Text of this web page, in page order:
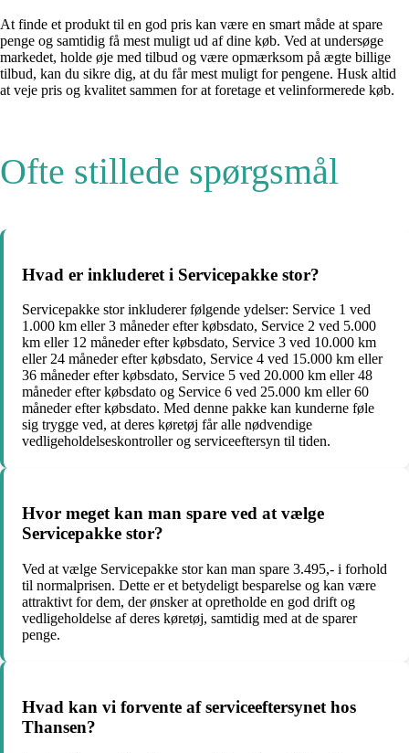
At finde et produkt til en god pris kan være en smart måde at spare
penge og samtidig få mest muligt ud af dine køb. Ved at undersøge
markedet, holde øje med tilbud og være opmærksom på ægte billige
tilbud, kan du sikre dig, at du får mest muligt for pengene. Husk altid
at veje pris og kvalitet sammen for at foretage et velinformerede køb.
Ofte stillede spørgsmål
Hvad er inkluderet i Servicepakke stor?
Servicepakke stor inkluderer følgende ydelser: Service 1 ved
1.000 km eller 3 måneder efter købsdato, Service 2 ved 5.000
km eller 12 måneder efter købsdato, Service 3 ved 10.000 km
eller 24 måneder efter købsdato, Service 4 ved 15.000 km eller
36 måneder efter købsdato, Service 5 ved 20.000 km eller 48
måneder efter købsdato og Service 6 ved 25.000 km eller 60
måneder efter købsdato. Med denne pakke kan kunderne føle
sig trygge ved, at deres køretøj får alle nødvendige
vedligeholdelseskontroller og serviceeftersyn til tiden.
Hvor meget kan man spare ved at vælge
Servicepakke stor?
Ved at vælge Servicepakke stor kan man spare 3.495,- i forhold
til normalprisen. Dette er et betydeligt besparelse og kan være
attraktivt for dem, der ønsker at opretholde en god drift og
vedligeholdelse af deres køretøj, samtidig med at de sparer
penge.
Hvad kan vi forvente af serviceeftersynet hos
Thansen?